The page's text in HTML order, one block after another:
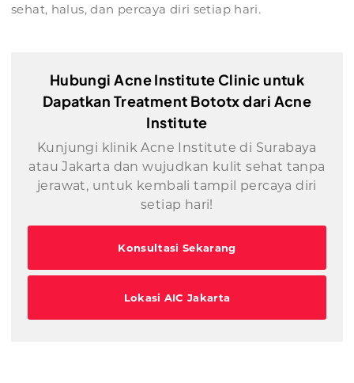
sehat, halus, dan percaya diri setiap hari.
Hubungi Acne Institute Clinic untuk
Dapatkan Treatment Bototx dari Acne
Institute
Kunjungi klinik Acne Institute di Surabaya
atau Jakarta dan wujudkan kulit sehat tanpa
jerawat, untuk kembali tampil percaya diri
setiap hari!
Konsultasi Sekarang
Lokasi AIC Jakarta